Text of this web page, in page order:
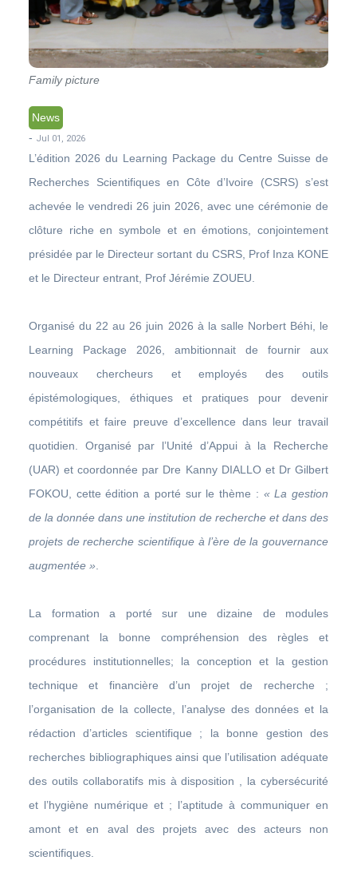
Family picture
News
- Jul 01, 2026
L’édition 2026 du Learning Package du Centre Suisse de
Recherches Scientifiques en Côte d’Ivoire (CSRS) s’est
achevée le vendredi 26 juin 2026, avec une cérémonie de
clôture riche en symbole et en émotions, conjointement
présidée par le Directeur sortant du CSRS, Prof Inza KONE
et le Directeur entrant, Prof Jérémie ZOUEU.
Organisé du 22 au 26 juin 2026 à la salle Norbert Béhi, le
Learning Package 2026, ambitionnait de fournir aux
nouveaux chercheurs et employés des outils
épistémologiques, éthiques et pratiques pour devenir
compétitifs et faire preuve d’excellence dans leur travail
quotidien. Organisé par l’Unité d’Appui à la Recherche
(UAR) et coordonnée par Dre Kanny DIALLO et Dr Gilbert
FOKOU, cette édition a porté sur le thème : « La gestion
de la donnée dans une institution de recherche et dans des
projets de recherche scientifique à l’ère de la gouvernance
augmentée »
La formation a porté sur une dizaine de modules
comprenant la bonne compréhension des règles et
procédures institutionnelles; la conception et la gestion
technique et financière d’un projet de recherche ;
l’organisation de la collecte, l’analyse des données et la
rédaction d’articles scientifique ; la bonne gestion des
recherches bibliographiques ainsi que l’utilisation adéquate
des outils collaboratifs mis à disposition , la cybersécurité
et l’hygiène numérique et ; l’aptitude à communiquer en
amont et en aval des projets avec des acteurs non
scientifiques.